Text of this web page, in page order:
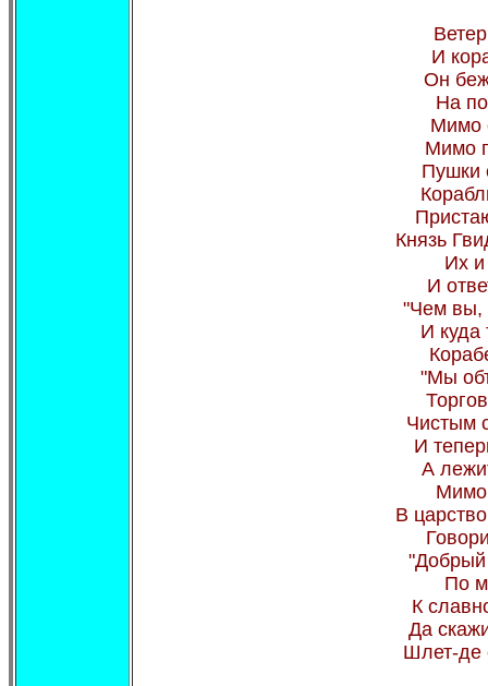
И
Он
На
Мимо
Мимо
Пушки
Князь
Их и
И
"Чем вы,
И куда
"Мы
Чистым
И
А
Мимо
В
"Добрый
По
К
Да
Шлет-де